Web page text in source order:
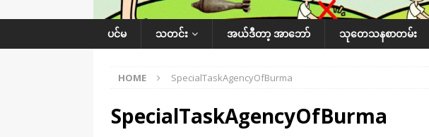
ပင်မ သတင်း အယ်ဒီတာ့ အာဘော် သုတေသနစာတမ်း
HOME SpecialTaskAgencyOfBurma
SpecialTaskAgencyOfBurma